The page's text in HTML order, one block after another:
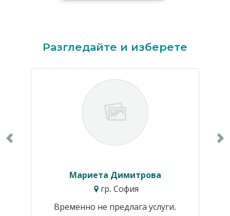
Разгледайте и изберете
Мариета Димитрова
гр. София
Временно не предлага услуги.